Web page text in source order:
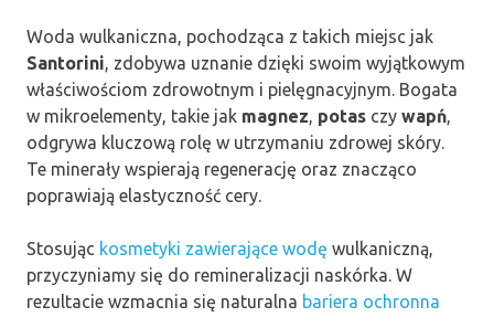
Woda wulkaniczna, pochodząca z takich miejsc jak
Santorini, zdobywa uznanie dzięki swoim wyjątkowym
właściwościom zdrowotnym i pielęgnacyjnym. Bogata
w mikroelementy, takie jak magnez, potas czy wapń,
odgrywa kluczową rolę w utrzymaniu zdrowej skóry.
Te minerały wspierają regenerację oraz znacząco
poprawiają elastyczność cery.
Stosując kosmetyki zawierające wodę wulkaniczną,
przyczyniamy się do remineralizacji naskórka. W
rezultacie wzmacnia się naturalna bariera ochronna